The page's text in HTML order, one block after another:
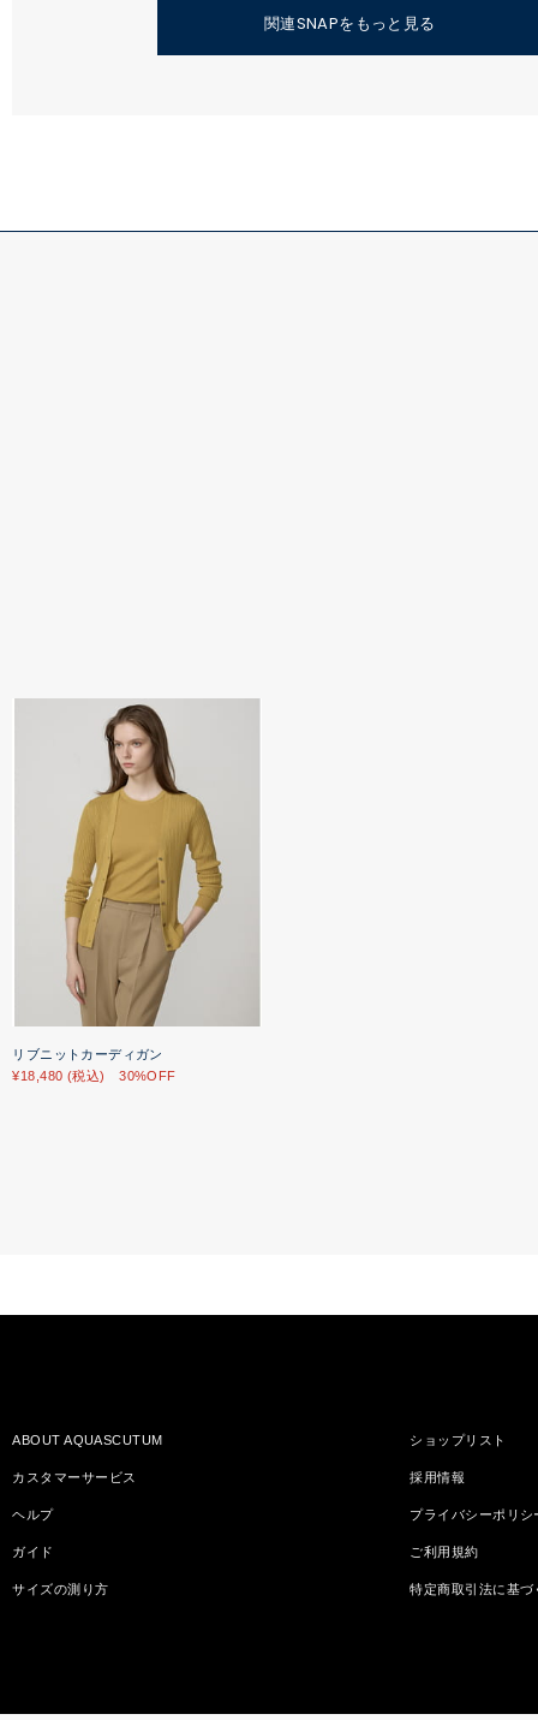
関連SNAPをもっと見る
リブニットカーディガン
¥18,480 (税込) 30%OFF
ABOUT AQUASCUTUM
カスタマーサービス
ヘルプ
ガイド
サイズの測り方
ショップリスト
採用情報
プライバシーポリシ
ご利用規約
特定商取引法に基づ